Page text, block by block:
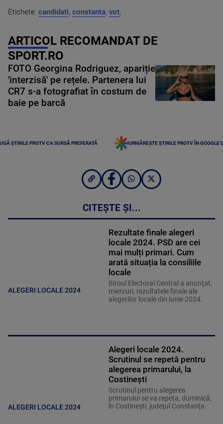
Etichete: candidati, constanta, vot,
ARTICOL RECOMANDAT DE
SPORT.RO
FOTO Georgina Rodriguez, apariție
'interzisă' pe rețele. Partenera lui
CR7 s-a fotografiat în costum de
baie pe barcă
ȘTIRILE PROTV CA SURSĂ PREFERATĂ URMĂREȘTE ȘTIRILE PROTV ÎN GOOGLE
CITEȘTE ȘI...
ALEGERI LOCALE 2024
Rezultate finale alegeri
locale 2024. PSD are cei
mai mulți primari. Cum
arată situația la consiliile
locale
Biroul Electoral Central a anunţat,
miercuri, rezultatele finale ale
alegerilor locale din iunie 2024.
ALEGERI LOCALE 2024
Alegeri locale 2024.
Scrutinul se repetă pentru
alegerea primarului, la
Costineşti
Scrutinul pentru alegerea
primarului se va repeta, duminică,
în Costineşti, judeţul Constanţa.